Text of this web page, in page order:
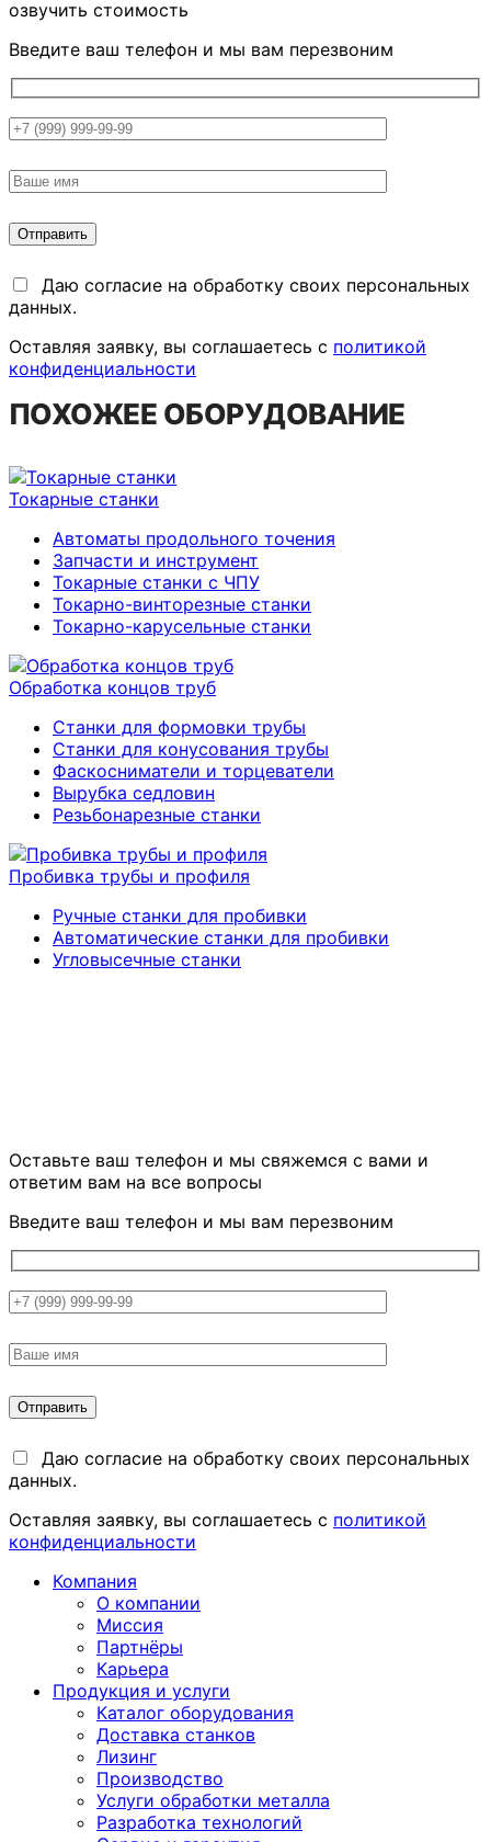
озвучить стоимость
Введите ваш телефон и мы вам перезвоним
Даю согласие на обработку своих персональных
данных.
Оставляя заявку, вы соглашаетесь с политикой
конфиденциальности
ПОХОЖЕЕ ОБОРУДОВАНИЕ
Токарные станки
Автоматы продольного точения
Запчасти и инструмент
Токарные станки с ЧПУ
Токарно-винторезные станки
Токарно-карусельные станки
Обработка концов труб
Станки для формовки трубы
Станки для конусования трубы
Фаскосниматели и торцеватели
Вырубка седловин
Резьбонарезные станки
Пробивка трубы и профиля
Ручные станки для пробивки
Автоматические станки для пробивки
Угловысечные станки
Оставьте ваш телефон и мы свяжемся с вами и
ответим вам на все вопросы
Введите ваш телефон и мы вам перезвоним
Даю согласие на обработку своих персональных
данных.
Оставляя заявку, вы соглашаетесь с политикой
конфиденциальности
Компания
О компании
Миссия
Партнёры
Карьера
Продукция и услуги
Каталог оборудования
Доставка станков
Лизинг
Производство
Услуги обработки металла
Разработка технологий